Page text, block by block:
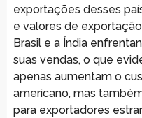
exportações desses
e valores de
Brasil e a Índia
suas vendas, o que
apenas aumentam o
americano, mas
para exportadores